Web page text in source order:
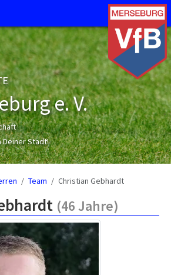
e. V.
Deiner Stadt!
Team Christian Gebhardt
(46 Jahre)